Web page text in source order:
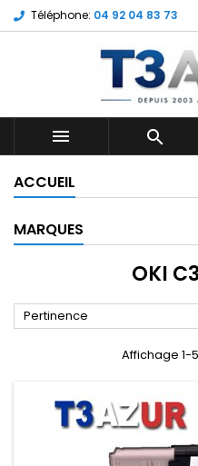
Téléphone: 04 92 04 83 73
 
ACCUEIL
MARQUES
OKI
Pertinence
Affichage 1-